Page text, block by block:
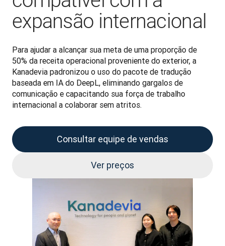
expansão internacional
Para ajudar a alcançar sua meta de uma proporção de
50% da receita operacional proveniente do exterior, a
Kanadevia padronizou o uso do pacote de tradução
baseada em IA do DeepL, eliminando gargalos de
comunicação e capacitando sua força de trabalho
internacional a colaborar sem atritos.
Consultar equipe de vendas
Ver preços